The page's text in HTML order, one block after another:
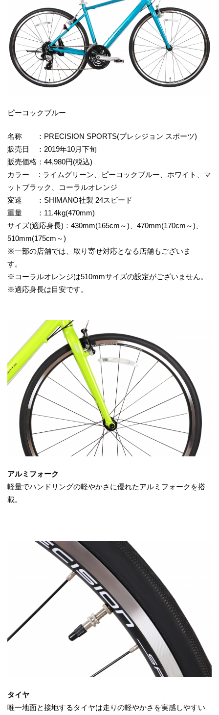
ピーコックブルー
名称 ：PRECISION SPORTS(プレシジョン スポーツ)
販売日 ：2019年10月下旬
販売価格：44,980円(税込)
カラー : ライムグリーン、ピーコックブルー、ホワイト、マ
ットブラック、コーラルオレンジ
変速 ：SHIMANO社製 24スピード
重量 ：11.4kg(470mm)
サイズ(適応身長)：430mm(165cm～)、470mm(170cm～)、
510mm(175cm～)
※一部の店舗では、取り寄せ対応となる店舗もございま
す。
※コーラルオレンジは510mmサイズの設定がございません。
※適応身長は目安です。
アルミフォーク
軽量でハンドリングの軽やかさに優れたアルミフォークを搭
載。
タイヤ
唯一地面と接地するタイヤは走りの軽やかさを実感しやすい